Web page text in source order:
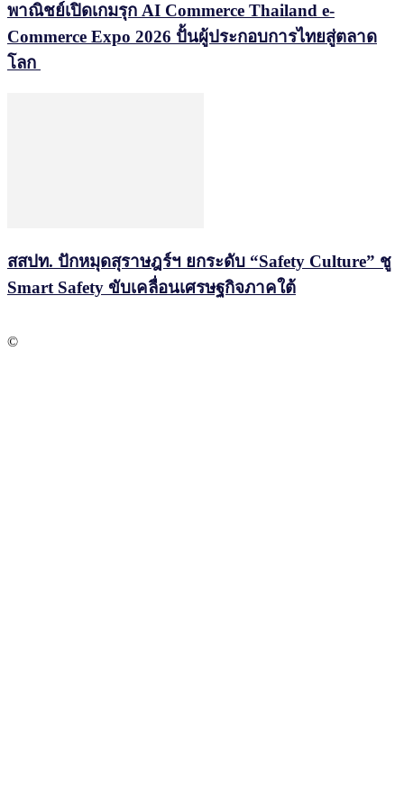
พาณิชย์เปิดเกมรุก AI Commerce Thailand e-
Commerce Expo 2026 ปั้นผู้ประกอบการไทยสู่ตลาด
โลก
สสปท. ปักหมุดสุราษฎร์ฯ ยกระดับ “Safety Culture” ชู
Smart Safety ขับเคลื่อนเศรษฐกิจภาคใต้
©